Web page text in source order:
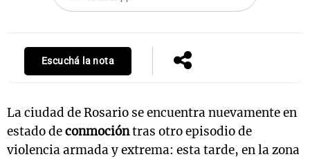
Escuchá la nota
La ciudad de Rosario se encuentra nuevamente en
estado deconmocióntras otro episodio de
violencia armada y extrema: esta tarde, en la zona